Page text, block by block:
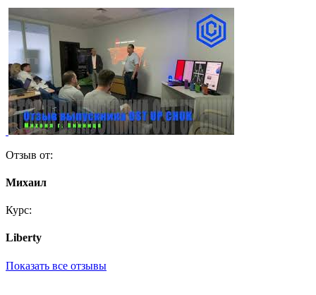
Отзыв от:
Михаил
Курс:
Liberty
Показать все отзывы